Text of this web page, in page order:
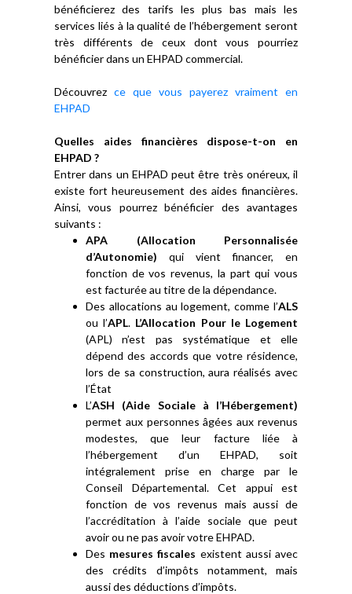
bénéficierez des tarifs les plus bas mais les
services liés à la qualité de l’hébergement seront
très différents de ceux dont vous pourriez
bénéficier dans un EHPAD commercial.
Découvrez ce que vous payerez vraiment en
EHPAD
Quelles aides financières dispose-t-on en
EHPAD ?
Entrer dans un EHPAD peut être très onéreux, il
existe fort heureusement des aides financières.
Ainsi, vous pourrez bénéficier des avantages
suivants :
APA (Allocation Personnalisée
d’Autonomie) qui vient financer, en
fonction de vos revenus, la part qui vous
est facturée au titre de la dépendance.
Des allocations au logement, comme l’ALS
ou l’APL. L’Allocation Pour le Logement
(APL) n’est pas systématique et elle
dépend des accords que votre résidence,
lors de sa construction, aura réalisés avec
l’État
L’ASH (Aide Sociale à l’Hébergement)
permet aux personnes âgées aux revenus
modestes, que leur facture liée à
l’hébergement d’un EHPAD, soit
intégralement prise en charge par le
Conseil Départemental. Cet appui est
fonction de vos revenus mais aussi de
l’accréditation à l’aide sociale que peut
avoir ou ne pas avoir votre EHPAD.
Des mesures fiscales existent aussi avec
des crédits d’impôts notamment, mais
aussi des déductions d’impôts.